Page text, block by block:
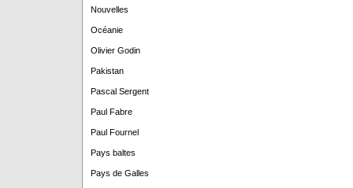
Nouvelles
Océanie
Olivier Godin
Pakistan
Pascal Sergent
Paul Fabre
Paul Fournel
Pays baltes
Pays de Galles